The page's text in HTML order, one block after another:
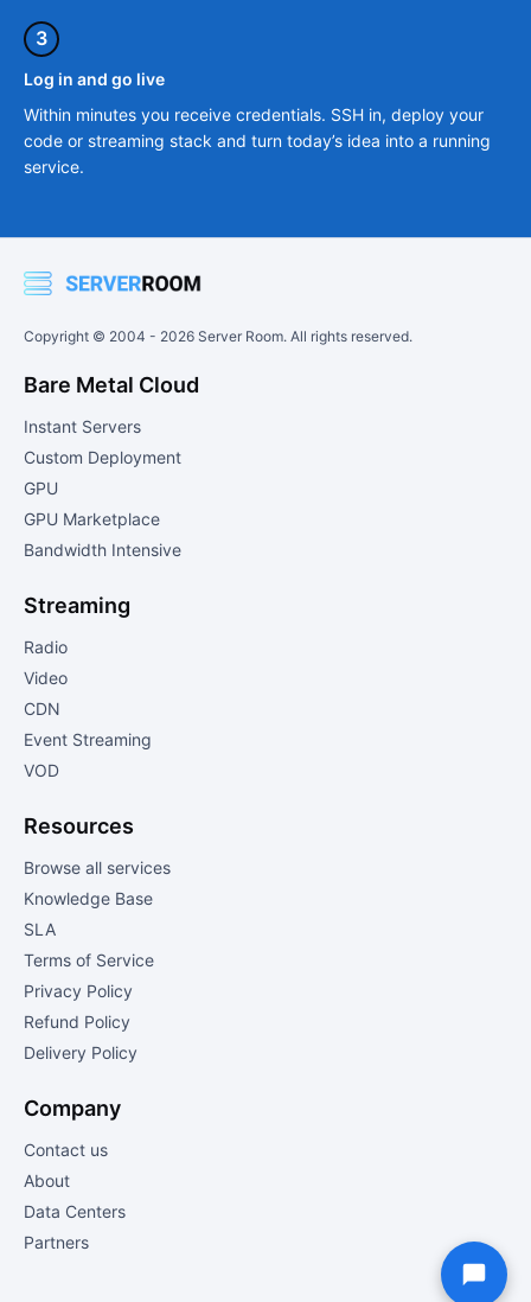
3
Log in and go live
Within minutes you receive credentials. SSH in, deploy your
code or streaming stack and turn today’s idea into a running
service.
Copyright © 2004 - 2026 Server Room. All rights reserved.
Bare Metal Cloud
Instant Servers
Custom Deployment
GPU
GPU Marketplace
Bandwidth Intensive
Streaming
Radio
Video
CDN
Event Streaming
VOD
Resources
Browse all services
Knowledge Base
SLA
Terms of Service
Privacy Policy
Refund Policy
Delivery Policy
Company
Contact us
About
Data Centers
Partners